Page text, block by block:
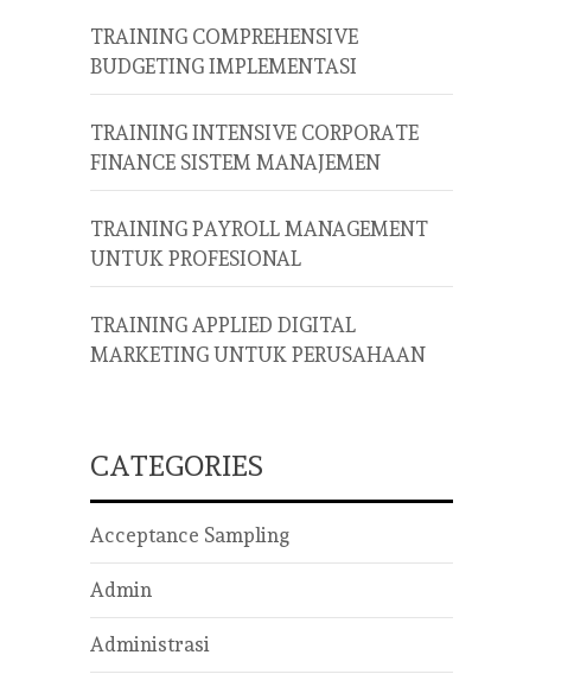
TRAINING COMPREHENSIVE
BUDGETING IMPLEMENTASI
TRAINING INTENSIVE CORPORATE
FINANCE SISTEM MANAJEMEN
TRAINING PAYROLL MANAGEMENT
UNTUK PROFESIONAL
TRAINING APPLIED DIGITAL
MARKETING UNTUK PERUSAHAAN
CATEGORIES
Acceptance Sampling
Admin
Administrasi